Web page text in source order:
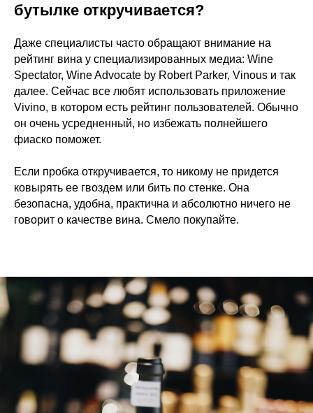
бутылке откручивается?
Даже специалисты часто обращают внимание на
рейтинг вина у специализированных медиа: Wine
Spectator, Wine Advocate by Robert Parker, Vinous и так
далее. Сейчас все любят использовать приложение
Vivino, в котором есть рейтинг пользователей. Обычно
он очень усредненный, но избежать полнейшего
фиаско поможет.
Если пробка откручивается, то никому не придется
ковырять ее гвоздем или бить по стенке. Она
безопасна, удобна, практична и абсолютно ничего не
говорит о качестве вина. Смело покупайте.